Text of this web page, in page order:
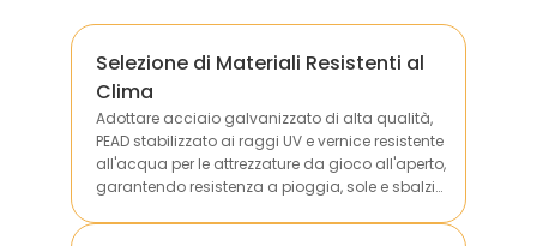
Selezione di Materiali Resistenti al
Clima
Adottare acciaio galvanizzato di alta qualità,
PEAD stabilizzato ai raggi UV e vernice resistente
all'acqua per le attrezzature da gioco all'aperto,
garantendo resistenza a pioggia, sole e sbalzi